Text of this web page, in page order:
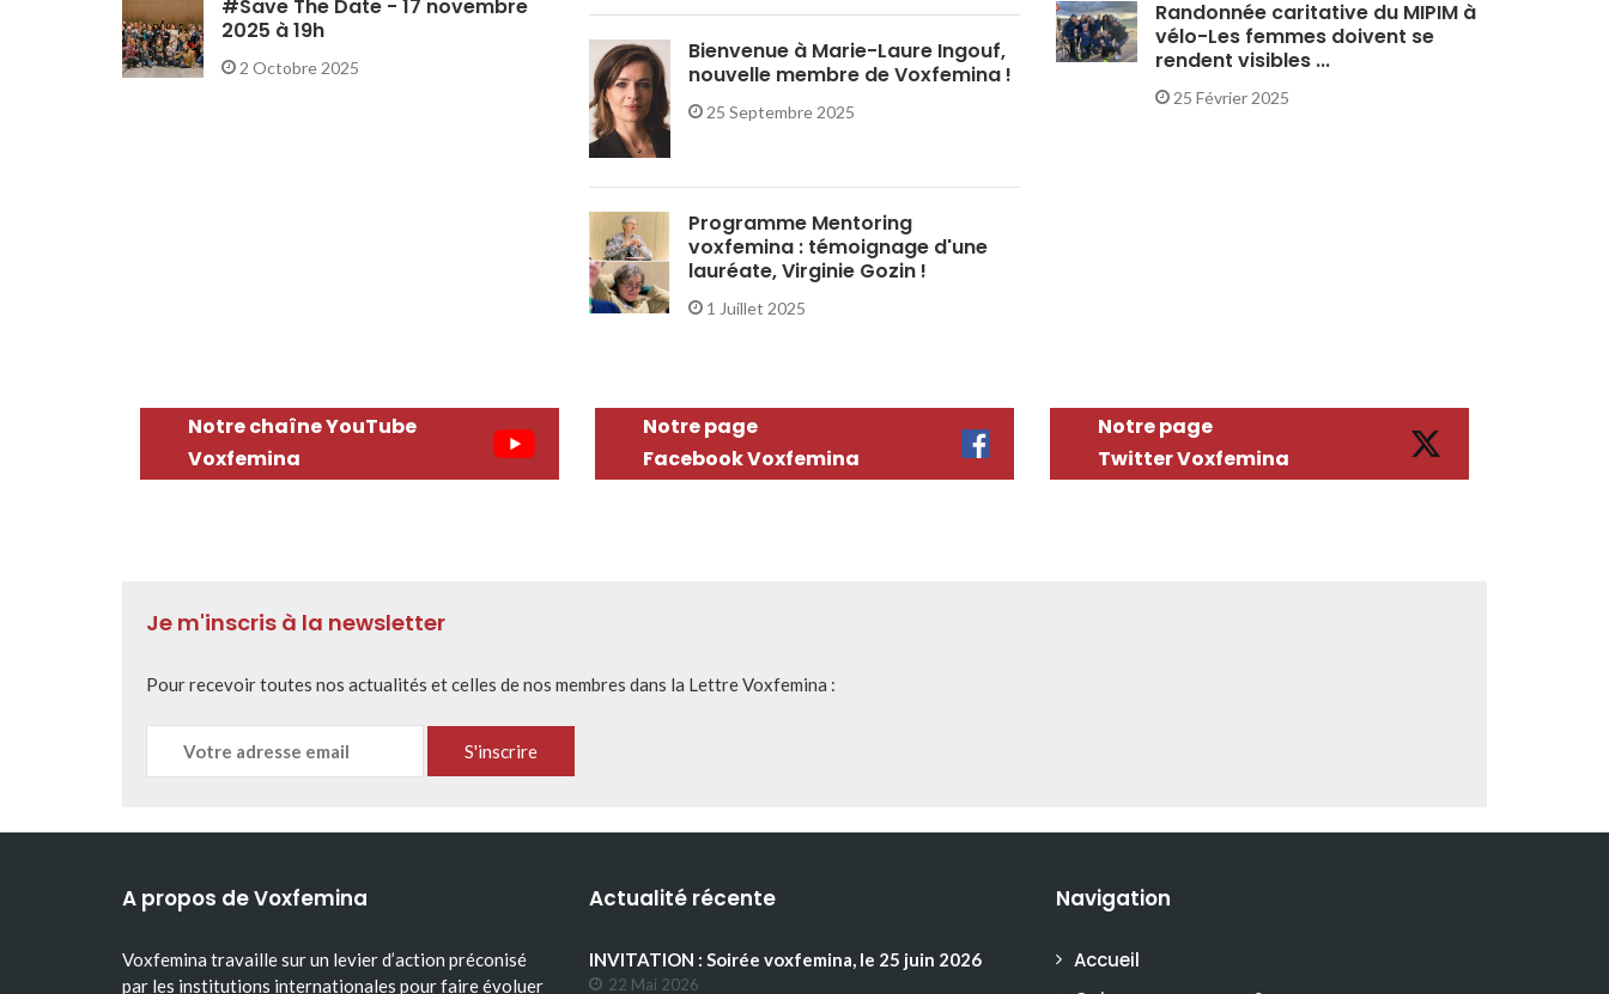
#Save The Date - 17 novembre
2025 à 19h
2 Octobre 2025
Bienvenue à Marie-Laure Ingouf,
nouvelle membre de Voxfemina !
25 Septembre 2025
Programme Mentoring
voxfemina : témoignage d'une
lauréate, Virginie Gozin !
1 Juillet 2025
Randonnée caritative du MIPIM à
vélo-Les femmes doivent se
rendent visibles ...
25 Février 2025
Notre chaîne YouTube
Voxfemina
Notre page
Facebook Voxfemina
Notre page
Twitter Voxfemina
Je m'inscris à la newsletter
Pour recevoir toutes nos actualités et celles de nos membres dans la Lettre Voxfemina :
A propos de Voxfemina
Voxfemina travaille sur un levier d’action préconisé
par les institutions internationales pour faire évoluer
Actualité récente
INVITATION : Soirée voxfemina, le 25 juin 2026
22 Mai 2026
Navigation
Accueil